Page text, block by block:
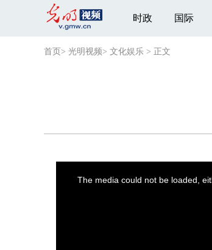
时政 国际
首页 > 光明视频> 文化娱乐 > 正文
The media could not be loaded,